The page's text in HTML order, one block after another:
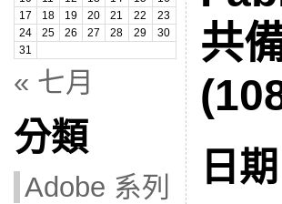
17
18 19 20 21 22
23
24
25 26 27 28 29
30
31
« 七月
分類
Adobe 系列
共
日